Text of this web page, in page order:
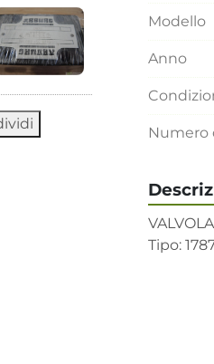
Tipo:
Modello
Anno
Numero